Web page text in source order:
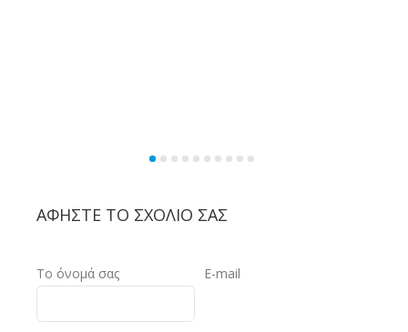
ΑΦΉΣΤΕ ΤΟ ΣΧΌΛΙΟ ΣΑΣ
Το όνομά σας E-mail